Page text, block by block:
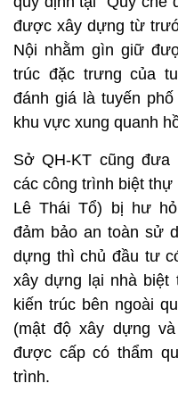
được xây dựng từ
Nội nhằm gìn giữ
trúc đặc trưng của
đánh giá là tuyến
khu vực xung quanh
Sở QH-KT cũng
các công trình biệt
Lê Thái Tổ) bị hư
đảm bảo an toàn sử
dựng thì chủ đầu tư
xây dựng lại nhà biệt
kiến trúc bên ngoài
(mật độ xây dựng
được cấp có thẩm
trình.